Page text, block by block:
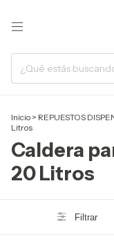
Inicio > REPUESTOS
Litros
Caldera
20 Litros
Filtrar